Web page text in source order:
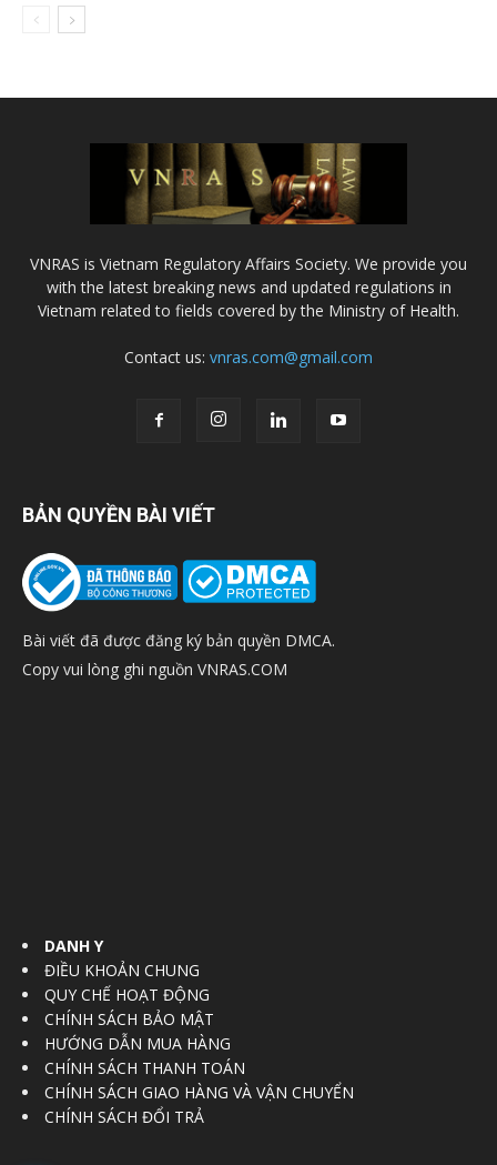
VNRAS is Vietnam Regulatory Affairs Society. We provide you
with the latest breaking news and updated regulations in
Vietnam related to fields covered by the Ministry of Health.
Contact us: vnras.com@gmail.com
BẢN QUYỀN BÀI VIẾT
Bài viết đã được đăng ký bản quyền DMCA.
Copy vui lòng ghi nguồn VNRAS.COM
DANH Y
ĐIỀU KHOẢN CHUNG
QUY CHẾ HOẠT ĐỘNG
CHÍNH SÁCH BẢO MẬT
HƯỚNG DẪN MUA HÀNG
CHÍNH SÁCH THANH TOÁN
CHÍNH SÁCH GIAO HÀNG VÀ VẬN CHUYỂN
CHÍNH SÁCH ĐỔI TRẢ